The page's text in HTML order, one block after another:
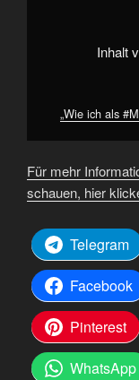
Inhalt
„Wie ich als
Für mehr
schauen, hier
Telegram
Facebook
Pinterest
WhatsApp